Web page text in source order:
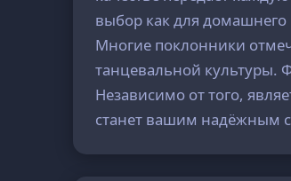
выбор как для
Многие поклонники
танцевальной культуры.
Независимо от того,
станет вашим надёжным